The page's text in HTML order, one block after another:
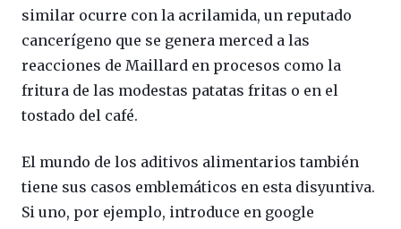
similar ocurre con la acrilamida, un reputado
cancerígeno que se genera merced a las
reacciones de Maillard en procesos como la
fritura de las modestas patatas fritas o en el
tostado del café.
El mundo de los aditivos alimentarios también
tiene sus casos emblemáticos en esta disyuntiva.
Si uno, por ejemplo, introduce en google